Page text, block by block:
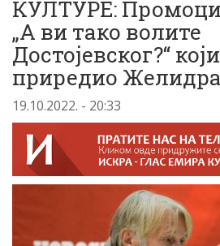
КУЛТУРЕ:
„А ви тако волите
Достојевског?“
приредио
19.10.2022. - 20:33